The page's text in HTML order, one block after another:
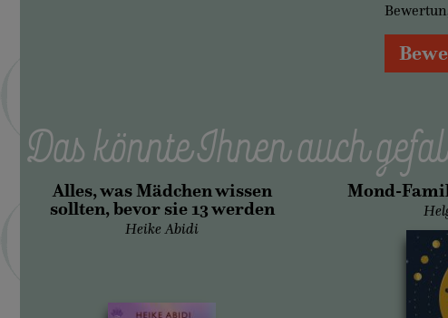
Das könnte Ihnen auch
Alles, was Mädchen wissen
sollten, bevor sie 13 werden
Heike Abidi
Mond-